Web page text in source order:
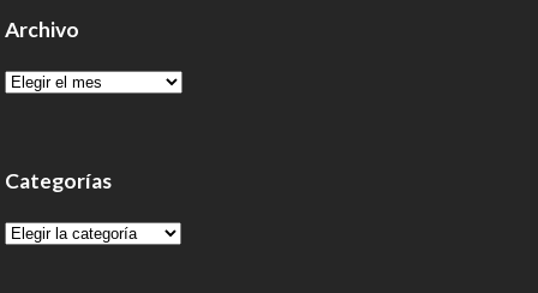
Archivo
Archivo
Categorías
Categorías